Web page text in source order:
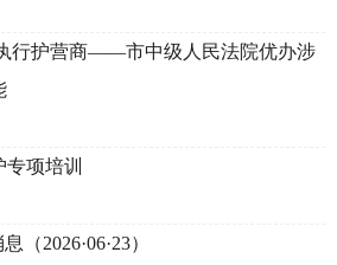
行护营商——市中级人民法院优办涉
项培训
（2026·06·23）